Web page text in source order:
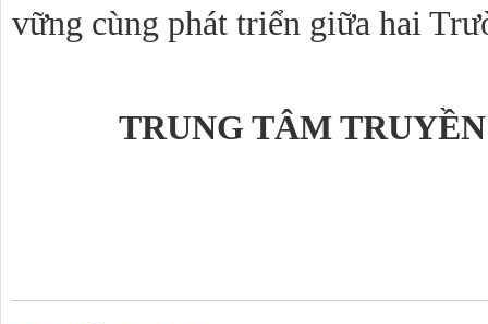
vững cùng phát triển giữa hai
TRUNG TÂM